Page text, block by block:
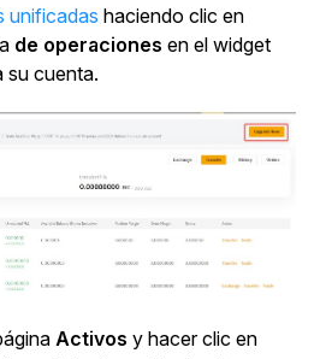
unificadas haciendo clic en
de operaciones en el widget
su cuenta.
Activos y hacer clic en